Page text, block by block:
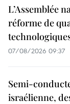
L’Assemblée
réforme de
07/08/2026 09:37
Semi-
israélienne,